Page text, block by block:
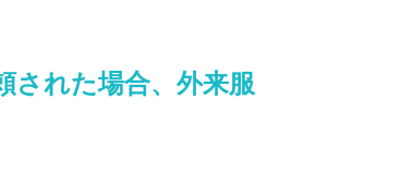
された場合、外来服